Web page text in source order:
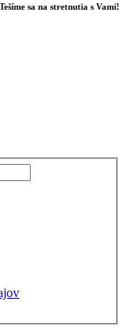
Tešíme sa na stretnutia s Vami!